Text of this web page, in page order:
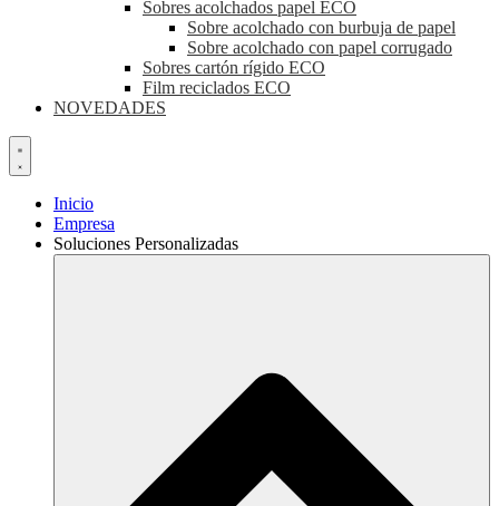
Sobres acolchados papel ECO
Sobre acolchado con burbuja de papel
Sobre acolchado con papel corrugado
Sobres cartón rígido ECO
Film reciclados ECO
NOVEDADES
Inicio
Empresa
Soluciones Personalizadas